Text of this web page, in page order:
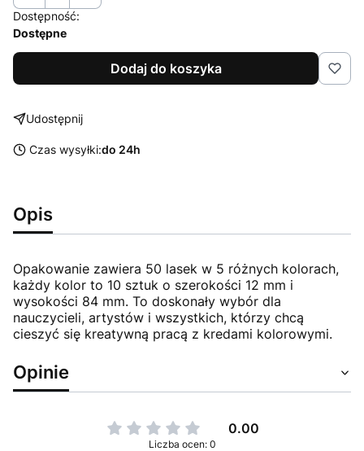
Dostępność:
Dostępne
Dodaj do koszyka
Udostępnij
Czas wysyłki:do 24h
Opis
Opakowanie zawiera 50 lasek w 5 różnych kolorach,
każdy kolor to 10 sztuk o szerokości 12 mm i
wysokości 84 mm. To doskonały wybór dla
nauczycieli, artystów i wszystkich, którzy chcą
cieszyć się kreatywną pracą z kredami kolorowymi.
Opinie
0.00
Liczba ocen: 0